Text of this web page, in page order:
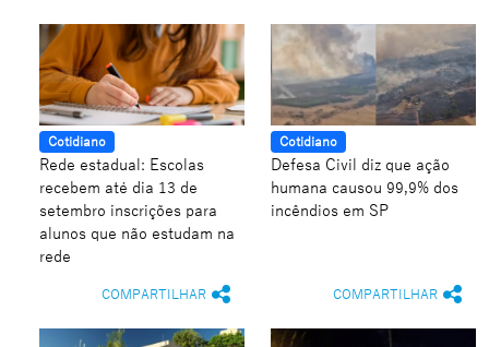
Cotidiano
Rede estadual: Escolas
recebem até dia 13 de
setembro inscrições para
alunos que não estudam na
rede
COMPARTILHAR
Cotidiano
Defesa Civil diz que ação
humana causou 99,9% dos
incêndios em SP
COMPARTILHAR